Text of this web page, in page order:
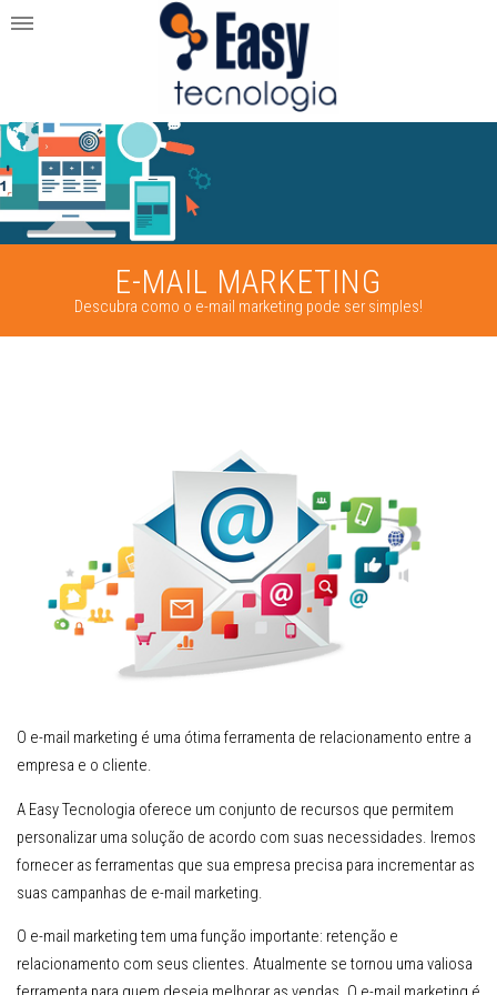
E-MAIL MARKETING
Descubra como o e-mail marketing pode ser simples!
O e-mail marketing é uma ótima ferramenta de relacionamento entre a
empresa e o cliente.
A Easy Tecnologia oferece um conjunto de recursos que permitem
personalizar uma solução de acordo com suas necessidades. Iremos
fornecer as ferramentas que sua empresa precisa para incrementar as
suas campanhas de e-mail marketing.
O e-mail marketing tem uma função importante: retenção e
relacionamento com seus clientes. Atualmente se tornou uma valiosa